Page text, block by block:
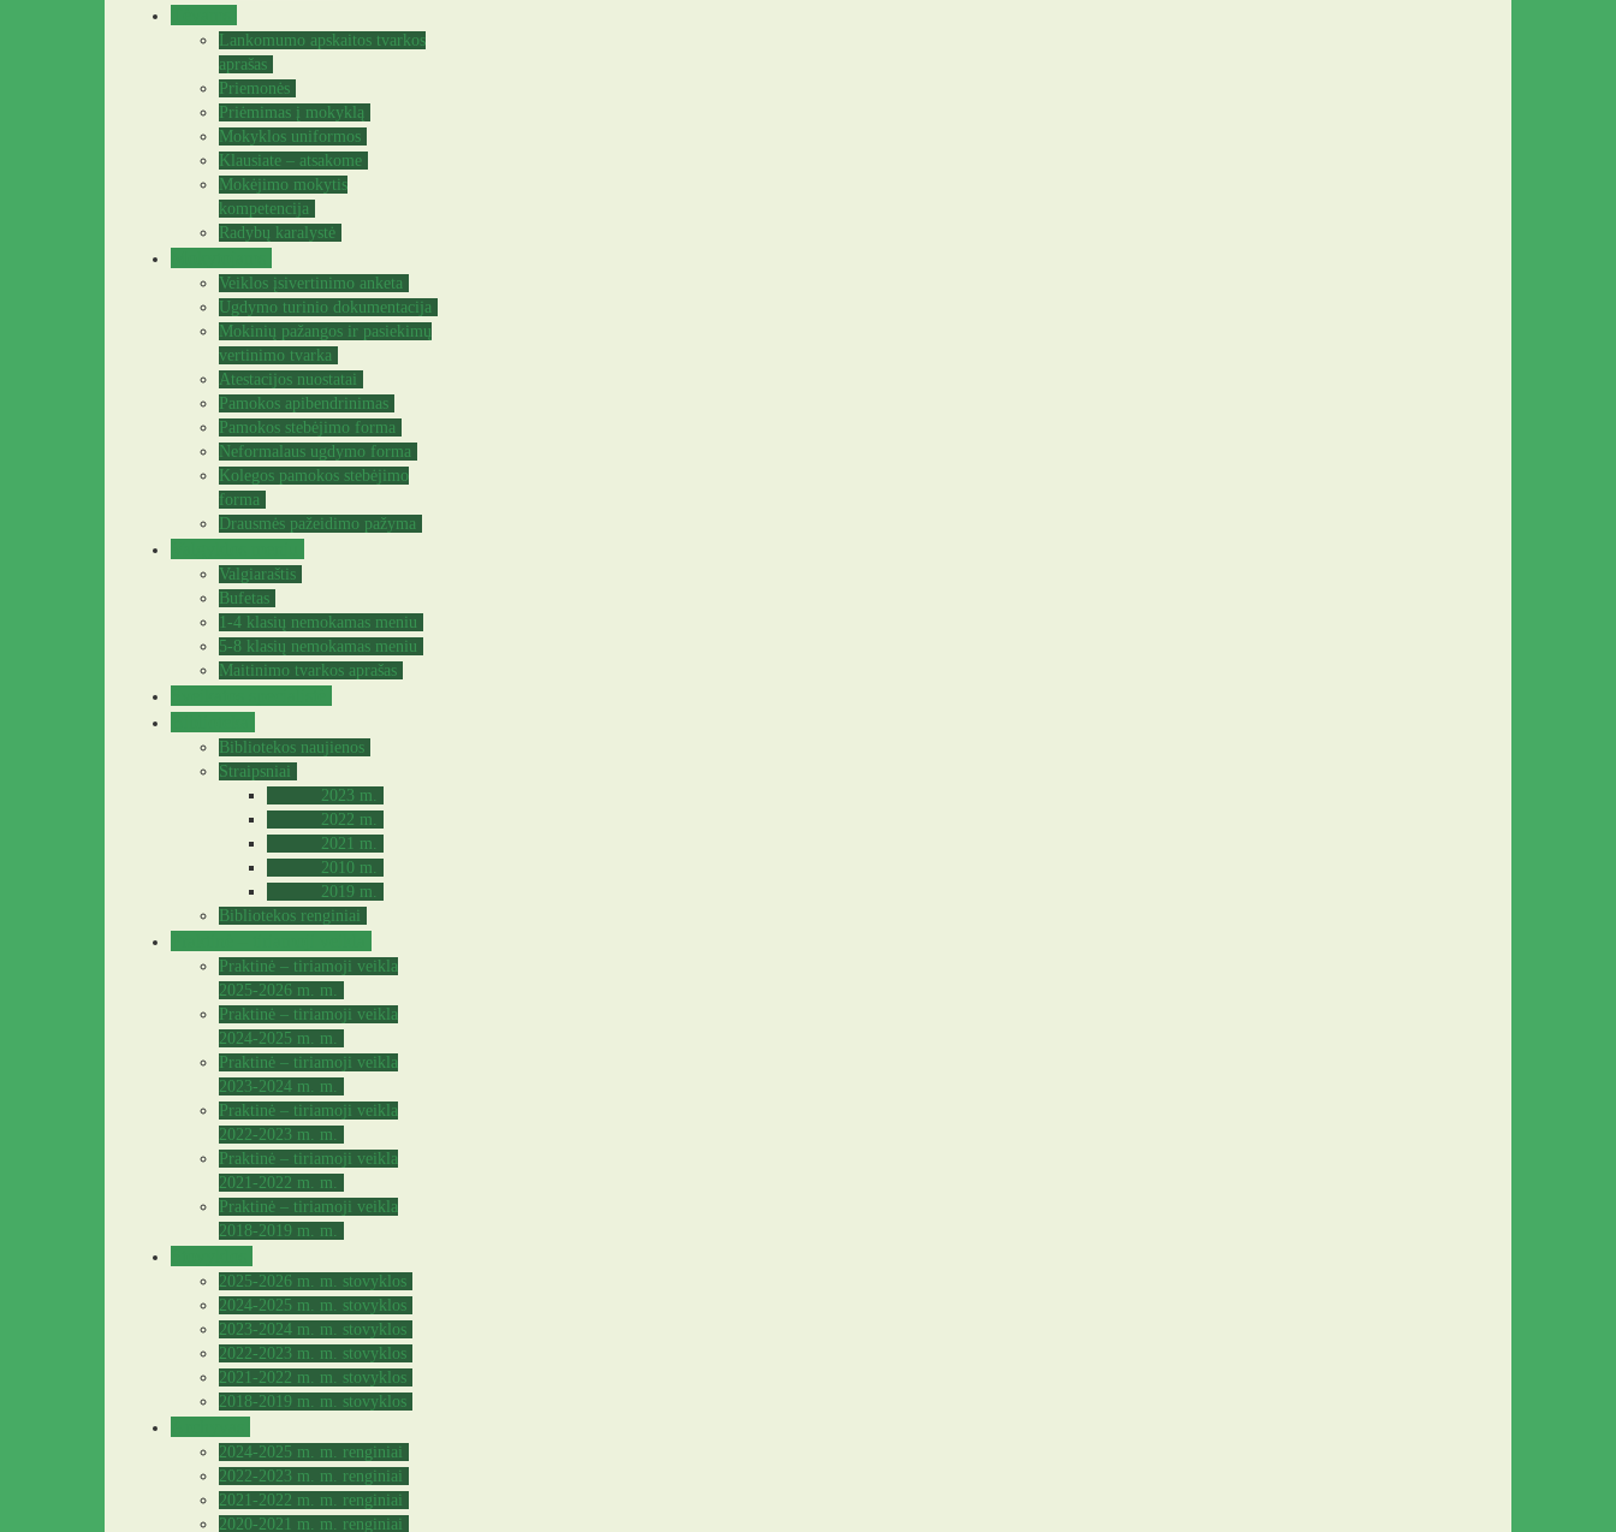
Lankomumo apskaitos tvarkos
aprašas
Priemonės
Priėmimas į mokyklą
Mokyklos uniformos
Klausiate – atsakome
Mokėjimo mokytis
kompetencija
Radybų karalystė
Veiklos įsivertinimo anketa
Ugdymo turinio dokumentacija
Mokinių pažangos ir pasiekimų
vertinimo tvarka
Atestacijos nuostatai
Pamokos apibendrinimas
Pamokos stebėjimo forma
Neformalaus ugdymo forma
Kolegos pamokos stebėjimo
forma
Drausmės pažeidimo pažyma
Valgiaraštis
Bufetas
1-4 klasių nemokamas meniu
5-8 klasių nemokamas meniu
Maitinimo tvarkos aprašas
Bibliotekos naujienos
Straipsniai
2023 m.
2022 m.
2021 m.
2010 m.
2019 m.
Bibliotekos renginiai
Praktinė – tiriamoji veikla
2025-2026 m. m.
Praktinė – tiriamoji veikla
2024-2025 m. m.
Praktinė – tiriamoji veikla
2023-2024 m. m.
Praktinė – tiriamoji veikla
2022-2023 m. m.
Praktinė – tiriamoji veikla
2021-2022 m. m.
Praktinė – tiriamoji veikla
2018-2019 m. m.
2025-2026 m. m. stovyklos
2024-2025 m. m. stovyklos
2023-2024 m. m. stovyklos
2022-2023 m. m. stovyklos
2021-2022 m. m. stovyklos
2018-2019 m. m. stovyklos
2024-2025 m. m. renginiai
2022-2023 m. m. renginiai
2021-2022 m. m. renginiai
2020-2021 m. m. renginiai